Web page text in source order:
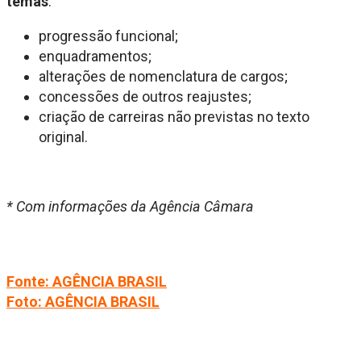
progressão funcional;
enquadramentos;
alterações de nomenclatura de cargos;
concessões de outros reajustes;
criação de carreiras não previstas no texto
original.
* Com informações da Agência Câmara
Fonte: AGÊNCIA BRASIL
Foto: AGÊNCIA BRASIL